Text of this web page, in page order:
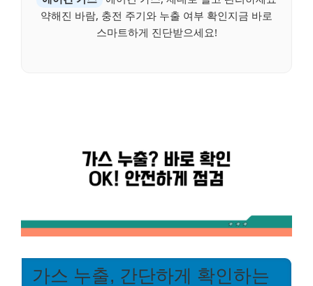
약해진 바람, 충전 주기와 누출 여부 확인지금 바로
스마트하게 진단받으세요!
가스 누출, 간단하게 확인하는